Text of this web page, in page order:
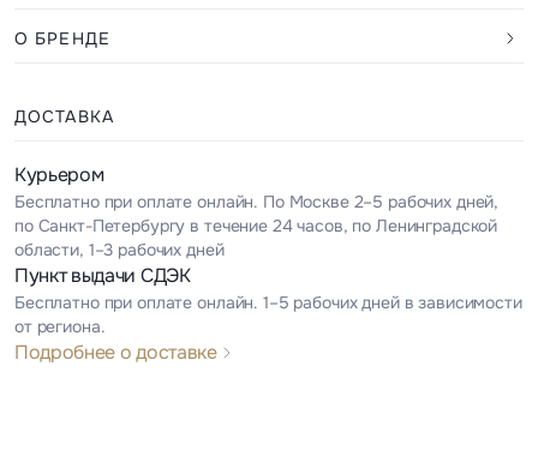
О БРЕНДЕ
ДОСТАВКА
Курьером
Бесплатно при оплате онлайн. По Москве 2–5 рабочих дней,
по Санкт-Петербургу в течение 24 часов, по Ленинградской
области, 1–3 рабочих дней
Пункт выдачи СДЭК
Бесплатно при оплате онлайн. 1–5 рабочих дней в зависимости
от региона.
Подробнее о доставке